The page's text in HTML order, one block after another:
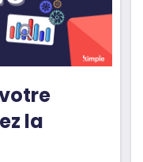
la